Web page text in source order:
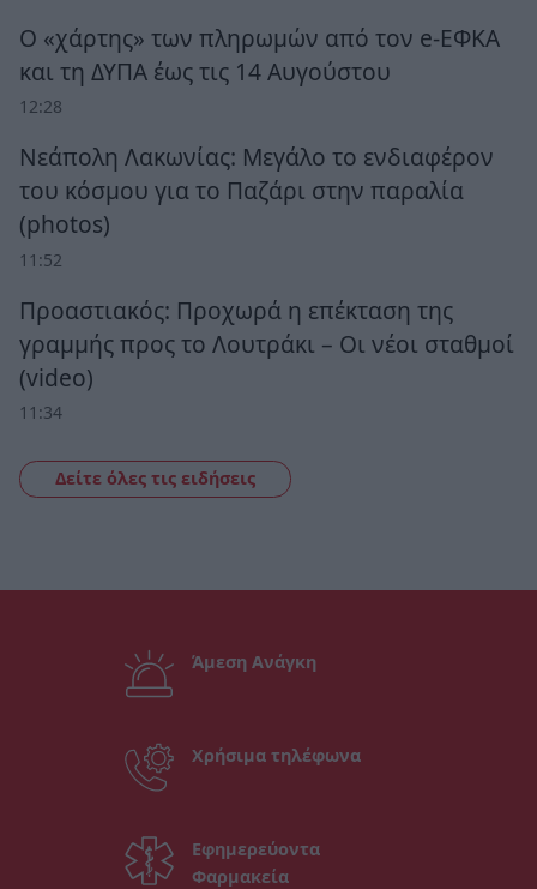
Ο «χάρτης» των πληρωμών από τον e-ΕΦΚΑ
και τη ΔΥΠΑ έως τις 14 Αυγούστου
12:28
Νεάπολη Λακωνίας: Μεγάλο το ενδιαφέρον
του κόσμου για το Παζάρι στην παραλία
(photos)
11:52
Προαστιακός: Προχωρά η επέκταση της
γραμμής προς το Λουτράκι – Οι νέοι σταθμοί
(video)
11:34
Δείτε όλες τις ειδήσεις
Άμεση Ανάγκη
Χρήσιμα τηλέφωνα
Εφημερεύοντα
Φαρμακεία